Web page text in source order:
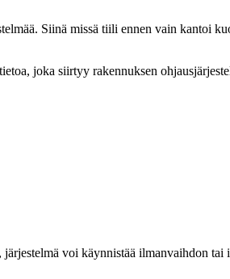
Siinä missä tiili ennen vain kantoi
joka siirtyy rakennuksen
järjestelmä voi käynnistää ilmanvaihdon